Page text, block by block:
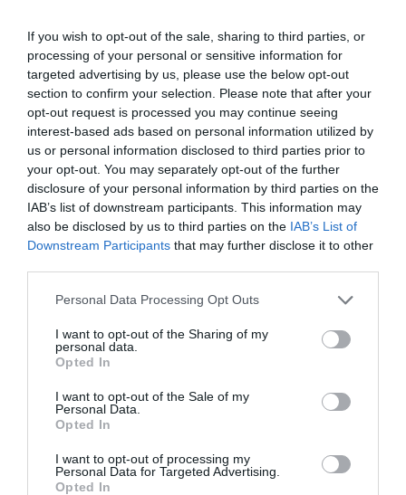
If you wish to opt-out of the sale, sharing to third parties, or
processing of your personal or sensitive information for
targeted advertising by us, please use the below opt-out
section to confirm your selection. Please note that after your
opt-out request is processed you may continue seeing
interest-based ads based on personal information utilized by
us or personal information disclosed to third parties prior to
your opt-out. You may separately opt-out of the further
disclosure of your personal information by third parties on the
IAB’s list of downstream participants. This information may
also be disclosed by us to third parties on the IAB’s List of
Downstream Participants that may further disclose it to other
Personal Data Processing Opt Outs
I want to opt-out of the Sharing of my
personal data.
Opted In
I want to opt-out of the Sale of my
Personal Data.
Opted In
I want to opt-out of processing my
Personal Data for Targeted Advertising.
Opted In
μάθετε πρώτοι όλες τις ειδήσεις
Δείτε όλα τα
τελευταία νέα
για την Τέχνη και τον
Πολιτισμό στοCulturenow.gr
Νέοι Διαγωνισμοί❯
Tags
ΔΩΡΕΑΝ ΕΚΔΗΛΩΣΕΙΣ
ΕΝΤΕΧΝΟ - ΛΑΪΚΟ - ΠΑΡΑΔΟΣΙΑΚΗ
ΚΑΛΟΚΑΙΡΙΝΕΣ ΣΥΝΑΥΛΙΕΣ
ΣΥΝΑΥΛΙΕΣ 2023
Newsletter
την Τέχνη και τον Πολιτισμό!
Ακολουθήστε το Culturenow.gr